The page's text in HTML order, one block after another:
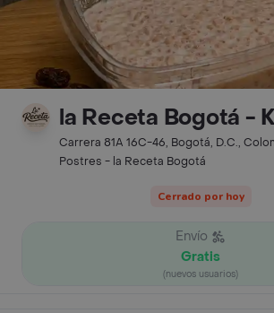
la Receta Bogotá -
Carrera 81A 16C-46, Bogotá, D.C.,
Postres - la Receta Bogotá
Cerrado por hoy
Envío
Gratis
(nuevos usuarios)